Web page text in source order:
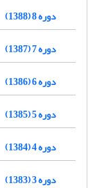
دوره 8 (1388)
دوره 7 (1387)
دوره 6 (1386)
دوره 5 (1385)
دوره 4 (1384)
دوره 3 (1383)